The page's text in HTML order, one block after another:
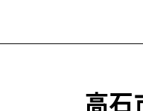
高石